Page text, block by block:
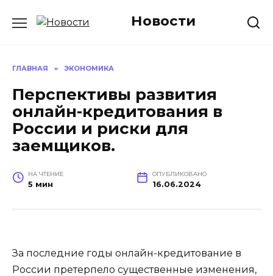
Новости
ГЛАВНАЯ » ЭКОНОМИКА
Перспективы развития
онлайн-кредитования в
России и риски для
заемщиков.
НА ЧТЕНИЕ
5 мин
ОПУБЛИКОВАНО
16.06.2024
За последние годы онлайн-кредитование в
России претерпело существенные изменения,